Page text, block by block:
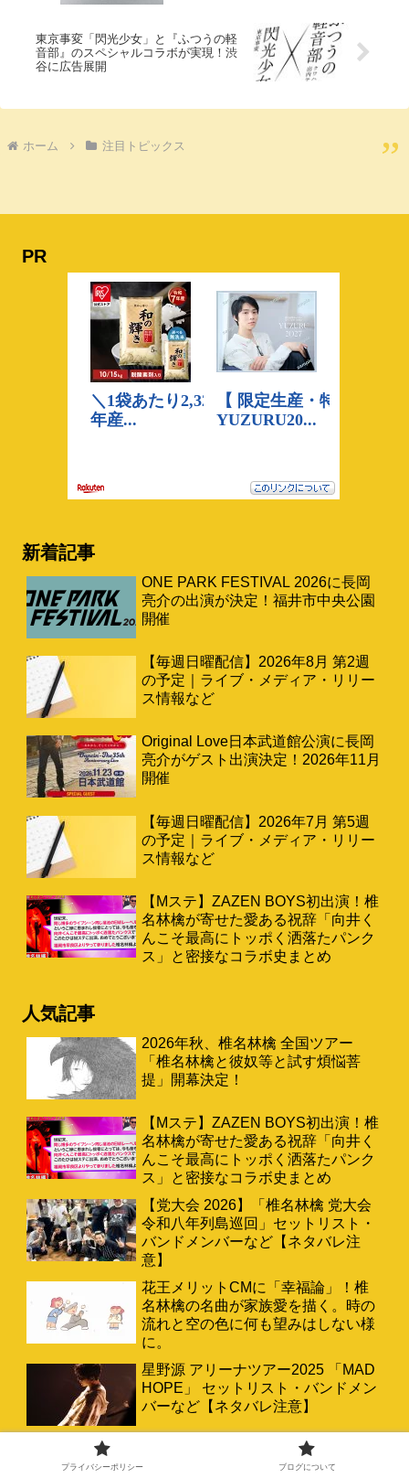
東京事変「閃光少女」と『ふつうの軽
音部』のスペシャルコラボが実現！渋
谷に広告展開
ホーム 注目トピックス
PR
新着記事
ONE PARK FESTIVAL 2026に長岡
亮介の出演が決定！福井市中央公園
開催
【毎週日曜配信】2026年8月 第2週
の予定｜ライブ・メディア・リリー
ス情報など
Original Love日本武道館公演に長岡
亮介がゲスト出演決定！2026年11月
開催
【毎週日曜配信】2026年7月 第5週
の予定｜ライブ・メディア・リリー
ス情報など
【Mステ】ZAZEN BOYS初出演！椎
名林檎が寄せた愛ある祝辞「向井く
んこそ最高にトッポく洒落たパンク
ス」と密接なコラボ史まとめ
人気記事
2026年秋、椎名林檎 全国ツアー
「椎名林檎と彼奴等と試す煩悩菩
提」開幕決定！
【Mステ】ZAZEN BOYS初出演！椎
名林檎が寄せた愛ある祝辞「向井く
んこそ最高にトッポく洒落たパンク
ス」と密接なコラボ史まとめ
【党大会 2026】「椎名林檎 党大会
令和八年列島巡回」セットリスト・
バンドメンバーなど【ネタバレ注
意】
花王メリットCMに「幸福論」！椎
名林檎の名曲が家族愛を描く。時の
流れと空の色に何も望みはしない様
に。
星野源 アリーナツアー2025 「MAD
HOPE」 セットリスト・バンドメン
バーなど【ネタバレ注意】
プライバシーポリシー ブログについて